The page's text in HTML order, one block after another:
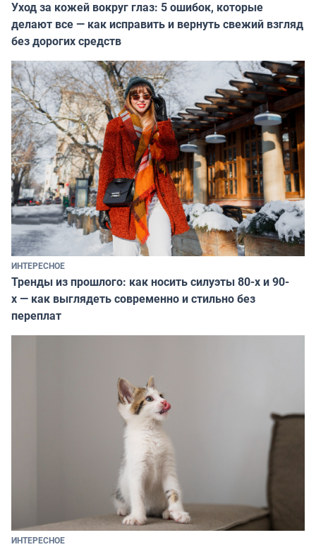
Уход за кожей вокруг глаз: 5 ошибок, которые
делают все — как исправить и вернуть свежий взгляд
без дорогих средств
ИНТЕРЕСНОЕ
Тренды из прошлого: как носить силуэты 80-х и 90-
х — как выглядеть современно и стильно без
переплат
ИНТЕРЕСНОЕ